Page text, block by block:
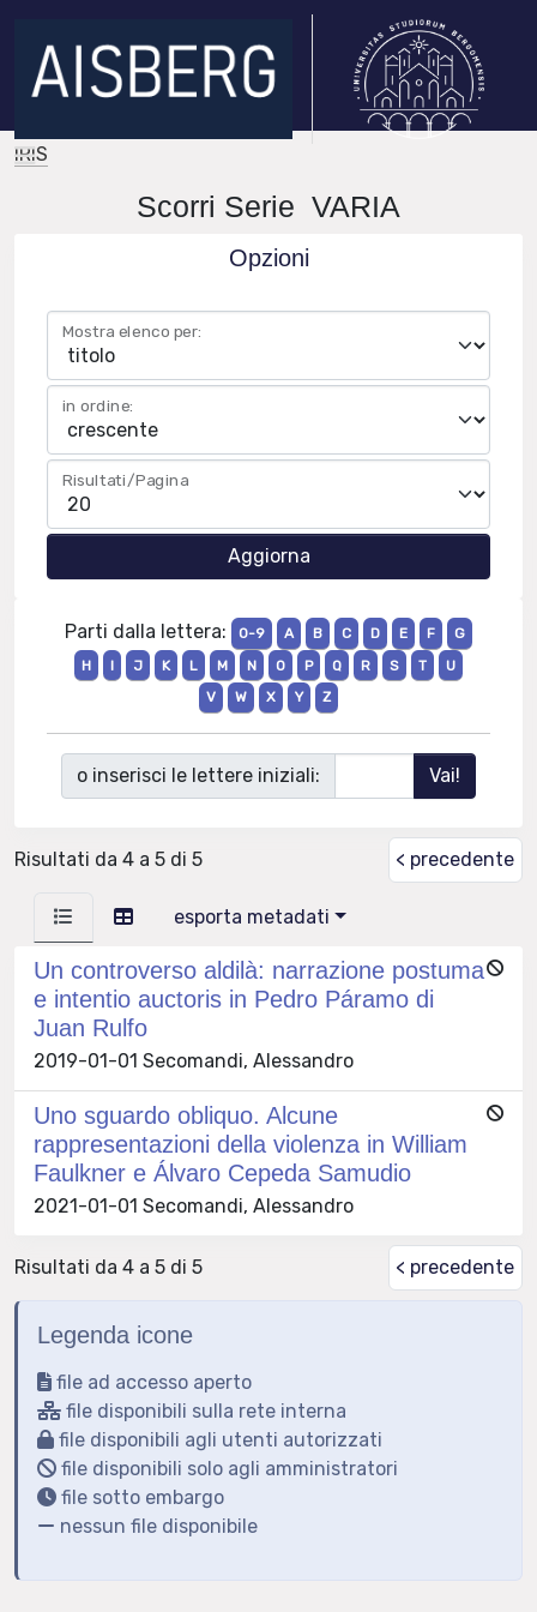
IRIS
Scorri Serie VARIA
Opzioni
Mostra elenco per:
in ordine:
Risultati/Pagina
Parti dalla lettera: 0-9 A B C D E F
G
H
I J K L M N O P Q R S T
U
V
W X Y Z
o inserisci le lettere iniziali:
Risultati da 4 a 5 di 5 < precedente
esporta metadati
Un controverso aldilà: narrazione postuma
e intentio auctoris in Pedro Páramo di
Juan Rulfo
2019-01-01 Secomandi, Alessandro
Uno sguardo obliquo. Alcune
rappresentazioni della violenza in William
Faulkner e Álvaro Cepeda Samudio
2021-01-01 Secomandi, Alessandro
Risultati da 4 a 5 di 5 < precedente
Legenda icone
file ad accesso aperto
file disponibili sulla rete interna
file disponibili agli utenti autorizzati
file disponibili solo agli amministratori
file sotto embargo
nessun file disponibile